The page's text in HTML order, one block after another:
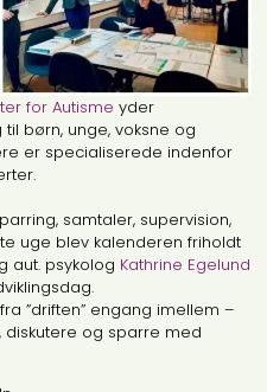
for Autisme yder
børn, unge, voksne og
er specialiserede indenfor
samtaler, supervision,
uge blev kalenderen friholdt
aut. psykolog Kathrine Egelund
”driften” engang imellem –
og sparre med